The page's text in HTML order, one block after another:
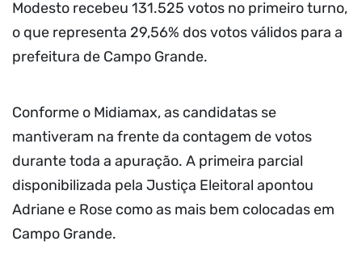
Modesto recebeu 131.525 votos no primeiro turno,
o que representa 29,56% dos votos válidos para a
prefeitura de Campo Grande.
Conforme o Midiamax, as candidatas se
mantiveram na frente da contagem de votos
durante toda a apuração. A primeira parcial
disponibilizada pela Justiça Eleitoral apontou
Adriane e Rose como as mais bem colocadas em
Campo Grande.